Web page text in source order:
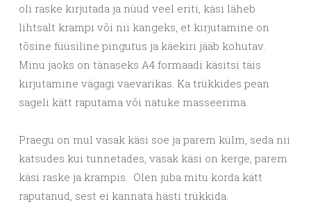
oli raske kirjutada ja nüüd veel eriti, käsi läheb
lihtsalt krampi või nii kangeks, et kirjutamine on
tõsine füüsiline pingutus ja käekiri jääb kohutav.
Minu jaoks on tänaseks A4 formaadi käsitsi täis
kirjutamine vägagi vaevarikas. Ka trükkides pean
sageli kätt raputama või natuke masseerima.
Praegu on mul vasak käsi soe ja parem külm, seda nii
katsudes kui tunnetades, vasak käsi on kerge, parem
käsi raske ja krampis. Olen juba mitu korda kätt
raputanud, sest ei kannata hästi trükkida.